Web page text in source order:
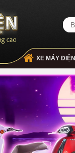
XE MÁY ĐIỆN